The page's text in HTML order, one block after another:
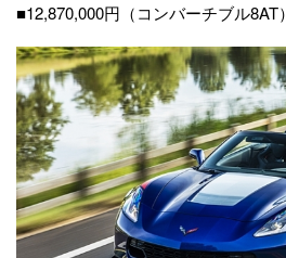
■12,870,000円（コンバーチブル8AT）